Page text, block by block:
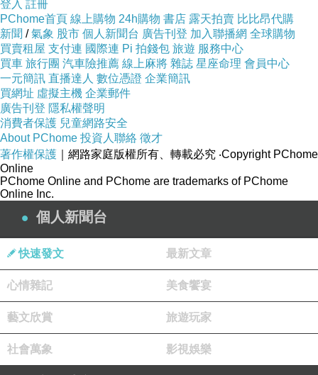
品項
此盒共有15入，價格為299元，平均一個為19.9
元，價格頗為親民。妹妹是在中和好市多購買，
我想大家若想購買的話，現在去任何一間好市多
應該都能購得，畢竟芋頭奶油酥熱潮也都退燒好
一陣子了。過年前因為看電視大打Switch健身環
的廣告，愛玩電動的我就叫Richard上網買一台
Switch，所以過年我跟小俞就瘋狂玩健身環。剛
好妹妹有“蕯爾達傳說”就順便借來玩一下，倘若
大家有推薦的Switch遊戲也歡迎留言跟我分享。
登入 註冊
PChome首頁 線上購物 24h購物 書店 露天拍賣 比比昂代購
新聞 /氣象 股市 個人新聞台 廣告刊登 加入聯播網 全球購物
買賣租屋 支付連 國際連 Pi 拍錢包 旅遊 服務中心
買車 旅行團 汽車險推薦 線上麻將 雜誌 星座命理 會員中心
一元簡訊 直播達人 數位憑證 企業簡訊
買網址 虛擬主機 企業郵件
廣告刊登 隱私權聲明
消費者保護 兒童網路安全
About PChome 投資人聯絡 徵才
著作權保護 ｜網路家庭版權所有、轉載必究 ‧Copyright PChome
Online
PChome Online and PChome are trademarks of PChome
Online Inc.
個人新聞台
快速發文 最新文章
心情雜記 美食饗宴
藝文欣賞 旅遊玩家
社會萬象 影視娛樂